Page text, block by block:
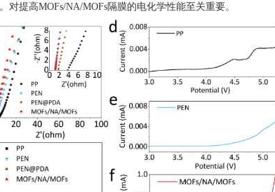
对提高MOFs/NA/MOFs隔膜的电化学性能至关重要。